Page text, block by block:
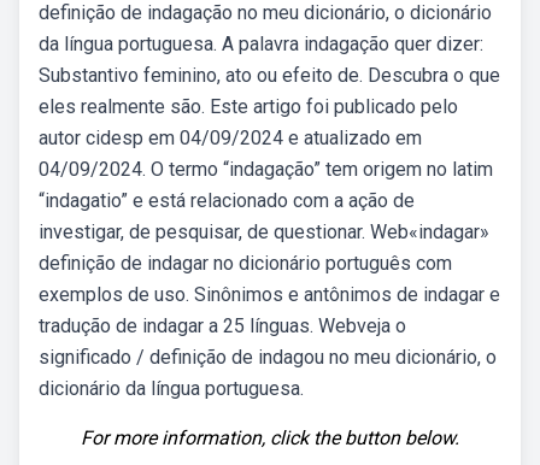
definição de indagação no meu dicionário, o dicionário
da língua portuguesa. A palavra indagação quer dizer:
Substantivo feminino, ato ou efeito de. Descubra o que
eles realmente são. Este artigo foi publicado pelo
autor cidesp em 04/09/2024 e atualizado em
04/09/2024. O termo “indagação” tem origem no latim
“indagatio” e está relacionado com a ação de
investigar, de pesquisar, de questionar. Web«indagar»
definição de indagar no dicionário português com
exemplos de uso. Sinônimos e antônimos de indagar e
tradução de indagar a 25 línguas. Webveja o
significado / definição de indagou no meu dicionário, o
dicionário da língua portuguesa.
For more information, click the button below.